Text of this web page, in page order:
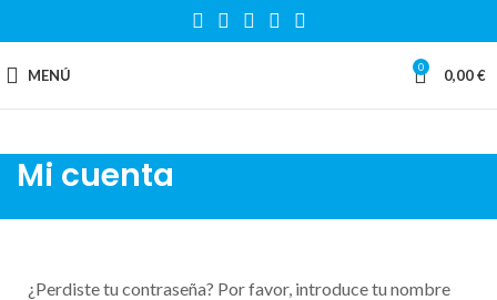
MENÚ 0 0,00€
Mi cuenta
¿Perdiste tu contraseña? Por favor, introduce tu nombre